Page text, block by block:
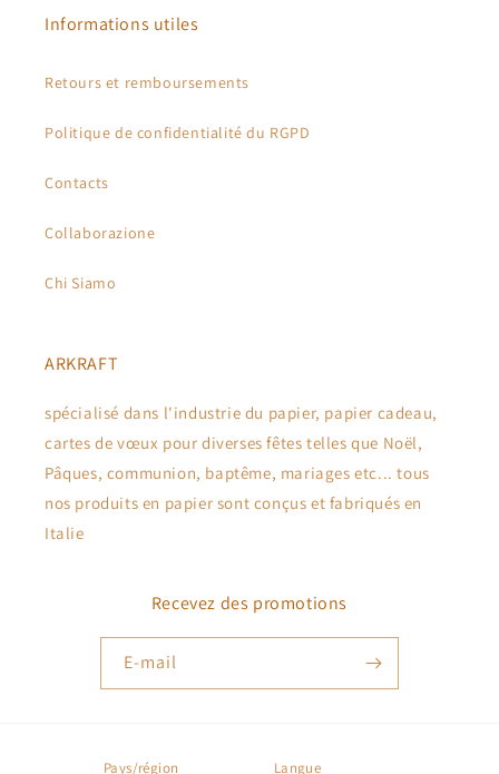
Informations utiles
Retours et remboursements
Politique de confidentialité du RGPD
Contacts
Collaborazione
Chi Siamo
ARKRAFT
spécialisé dans l'industrie du papier, papier cadeau,
cartes de vœux pour diverses fêtes telles que Noël,
Pâques, communion, baptême, mariages etc... tous
nos produits en papier sont conçus et fabriqués en
Italie
Recevez des promotions
E-mail
Pays/région Langue